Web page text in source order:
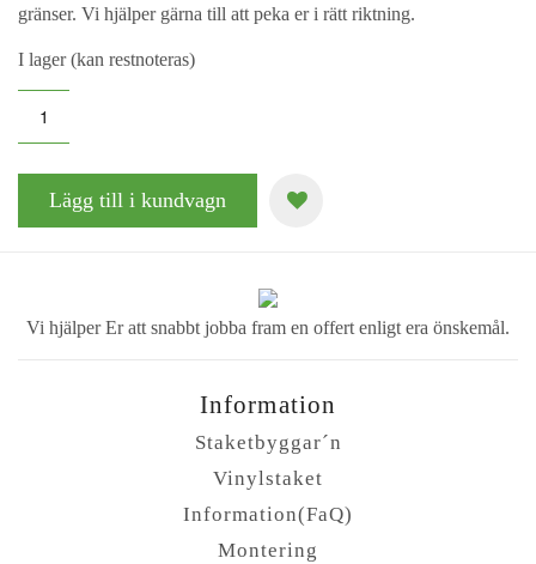
gränser. Vi hjälper gärna till att peka er i rätt riktning.
I lager (kan restnoteras)
Lägg till i kundvagn
Vi hjälper Er att snabbt jobba fram en offert enligt era önskemål.
Information
Staketbyggar´n
Vinylstaket
Information(FaQ)
Montering